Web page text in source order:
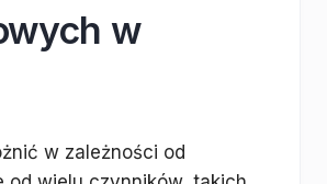
w
w zależności od